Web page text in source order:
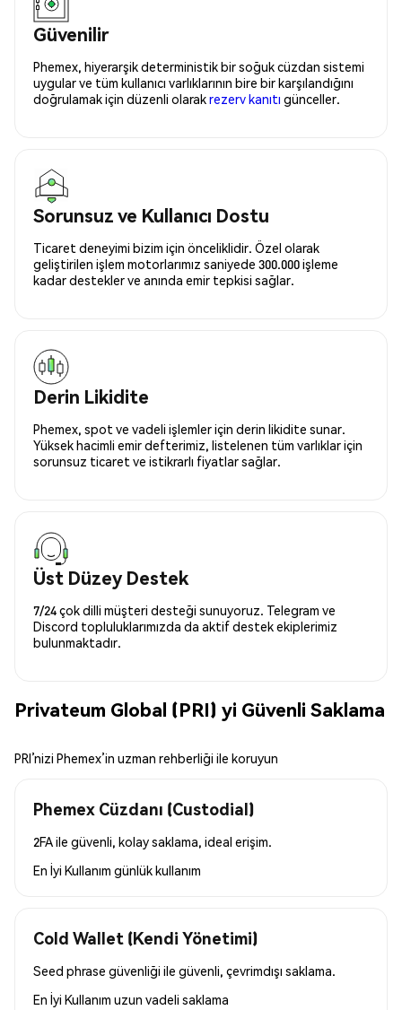
Güvenilir
Phemex, hiyerarşik deterministik bir soğuk cüzdan sistemi
uygular ve tüm kullanıcı varlıklarının bire bir karşılandığını
doğrulamak için düzenli olarakrezerv kanıtı günceller.
Sorunsuz ve Kullanıcı Dostu
Ticaret deneyimi bizim için önceliklidir. Özel olarak
geliştirilen işlem motorlarımız saniyede 300.000 işleme
kadar destekler ve anında emir tepkisi sağlar.
Derin Likidite
Phemex, spot ve vadeli işlemler için derin likidite sunar.
Yüksek hacimli emir defterimiz, listelenen tüm varlıklar için
sorunsuz ticaret ve istikrarlı fiyatlar sağlar.
Üst Düzey Destek
7/24 çok dilli müşteri desteği sunuyoruz. Telegram ve
Discord topluluklarımızda da aktif destek ekiplerimiz
bulunmaktadır.
Privateum Global (PRI) yi Güvenli Saklama
PRI’nizi Phemex’in uzman rehberliği ile koruyun
Phemex Cüzdanı (Custodial)
2FA ile güvenli, kolay saklama, ideal erişim.
En İyi Kullanım günlük kullanım
Cold Wallet (Kendi Yönetimi)
Seed phrase güvenliği ile güvenli, çevrimdışı saklama.
En İyi Kullanım uzun vadeli saklama